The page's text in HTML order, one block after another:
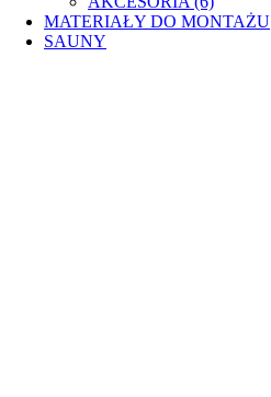
MATERIAŁY DO MONTAŻU
SAUNY